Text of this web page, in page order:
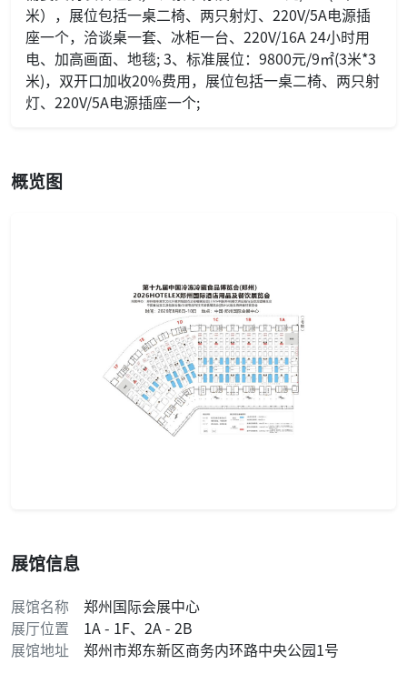
米），展位包括一桌二椅、两只射灯、220V/5A电源插
座一个，洽谈桌一套、冰柜一台、220V/16A 24小时用
电、加高画面、地毯; 3、标准展位：9800元/9㎡(3米*3
米)，双开口加收20%费用，展位包括一桌二椅、两只射
灯、220V/5A电源插座一个;
概览图
展馆信息
展馆名称
郑州国际会展中心
展厅位置
1A - 1F、2A - 2B
展馆地址
郑州市郑东新区商务内环路中央公园1号